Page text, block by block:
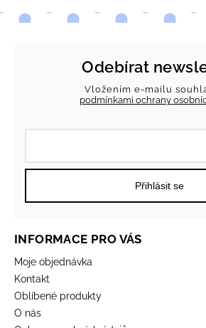
Odebírat
Vložením e-mailu
podmínkami ochrany
Přihlásit se
INFORMACE PRO VÁS
Moje objednávka
Kontakt
Oblíbené produkty
O nás